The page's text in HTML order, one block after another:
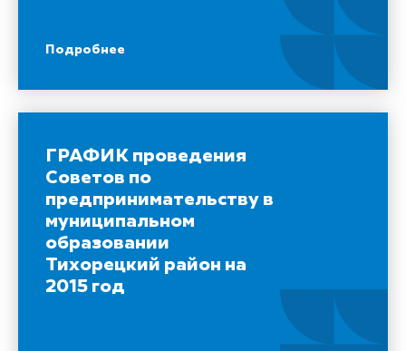
Подробнее
ГРАФИК проведения
Советов по
предпринимательству в
муниципальном
образовании
Тихорецкий район на
2015 год